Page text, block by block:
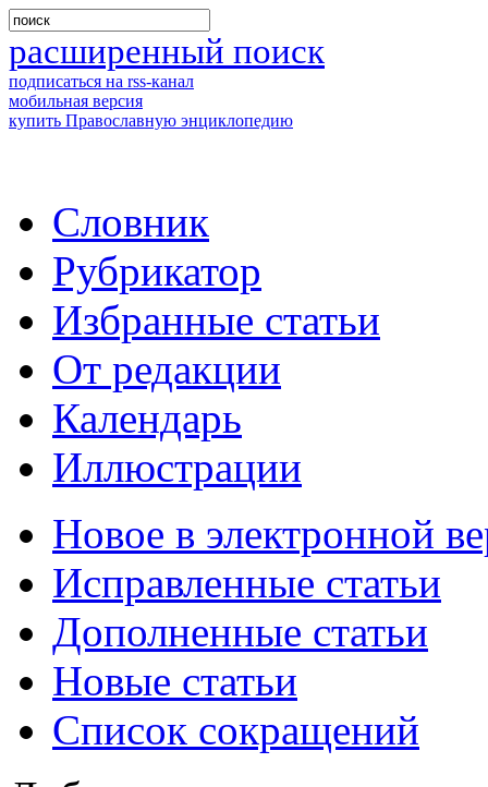
расширенный поиск
подписаться на rss-канал
мобильная версия
купить Православную энциклопедию
Словник
Рубрикатор
Избранные статьи
От редакции
Календарь
Иллюстрации
Новое в электронной
Исправленные статьи
Дополненные статьи
Новые статьи
Список сокращений